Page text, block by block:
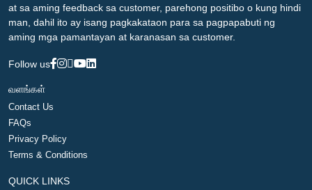
at sa aming feedback sa customer, parehong positibo o kung hindi
man, dahil ito ay isang pagkakataon para sa pagpapabuti ng
aming mga pamantayan at karanasan sa customer.
Follow us
வளங்கள்
Contact Us
FAQs
Privacy Policy
Terms & Conditions
QUICK LINKS